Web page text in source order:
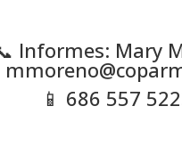
Informes: Mary
📱 686 557